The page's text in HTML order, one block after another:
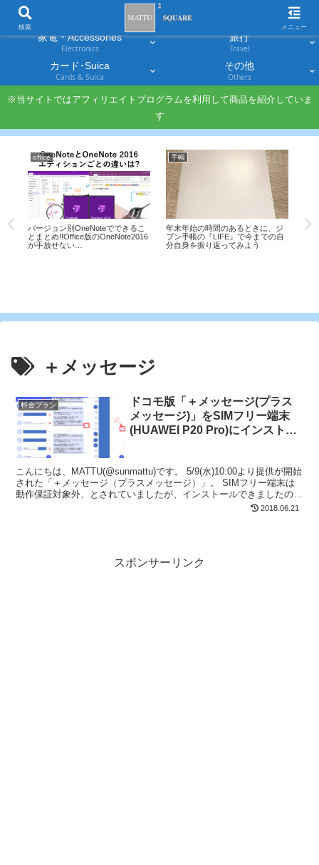
家電・Accessories
Electronics
旅行
Travel
カード･Suica
Cards & Suica
その他
Others
※当サイトではアフィリエイトプログラムを利用して商品を紹介していま
す
office
バージョン別OneNoteでできるこ
とまとめ!!Office版のOneNote2016
が手放せない…
手帳
年末年始の時間のあるときに、ジ
ブン手帳の『LIFE』で今までの自
分自身を振り返ってみよう
陸
＋メッセージ
料金プラン
ドコモ版「＋メッセージ(プラス
メッセージ)」をSIMフリー端末
(HUAWEI P20 Pro)にインストー
こんにちは、MATTU(@sunmattu)です。 5/9(水)10:00より提供が開始
された「＋メッセージ（プラスメッセージ）」。 SIMフリー端末は
動作保証対象外、とされていましたが、インストールできましたの
2018.06.21
スポンサーリンク
検索 メニュー